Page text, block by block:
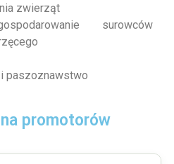
zwierząt
surowców
paszoznawstwo
promotorów